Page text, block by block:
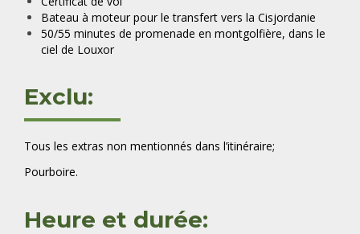
Bateau à moteur pour le transfert vers la Cisjordanie
50/55 minutes de promenade en montgolfière, dans le
ciel de Louxor
Exclu:
Tous les extras non mentionnés dans l’itinéraire;
Pourboire.
Heure et durée: